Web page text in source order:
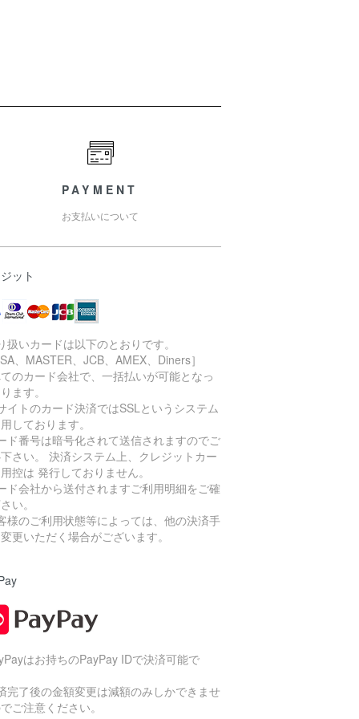
PAYMENT
お支払いについて
ット
扱いカードは以下のとおりです。
、MASTER、JCB、AMEX、Diners］
のカード会社で、一括払いが可能となっ
ます。
イトのカード決済ではSSLというシステム
しております。
ド番号は暗号化されて送信されますのでご
さい。 決済システム上、クレジットカー
用控は 発行しておりません。
ド会社から送付されますご利用明細をご確
い。
様のご利用状態等によっては、他の決済手
更いただく場合がございます。
はお持ちのPayPay IDで決済可能で
完了後の金額変更は減額のみしかできませ
ご注意ください。